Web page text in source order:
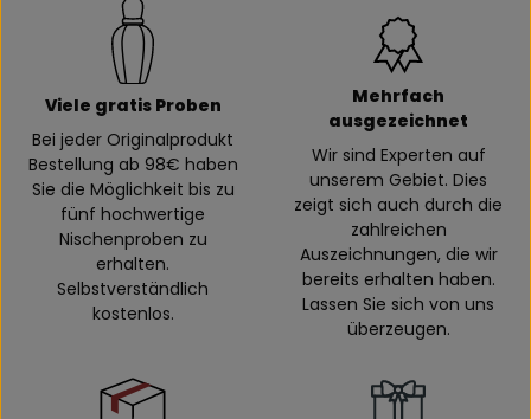
Viele gratis Proben
Bei jeder Originalprodukt
Bestellung ab 98€ haben
Sie die Möglichkeit bis zu
fünf hochwertige
Nischenproben zu
erhalten.
Selbstverständlich
kostenlos.
Mehrfach
ausgezeichnet
Wir sind Experten auf
unserem Gebiet. Dies
zeigt sich auch durch die
zahlreichen
Auszeichnungen, die wir
bereits erhalten haben.
Lassen Sie sich von uns
überzeugen.